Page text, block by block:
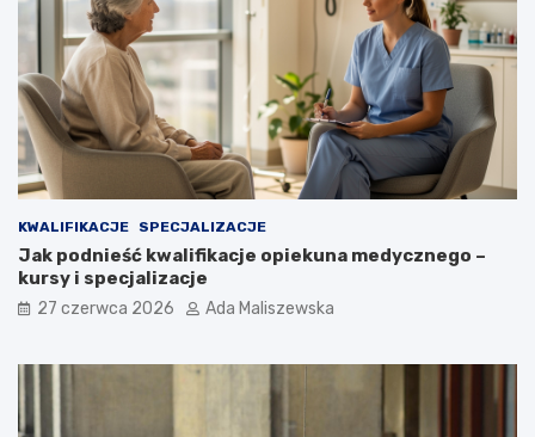
KWALIFIKACJE SPECJALIZACJE
Jak podnieść kwalifikacje opiekuna medycznego –
kursy i specjalizacje
27 czerwca 2026 Ada Maliszewska